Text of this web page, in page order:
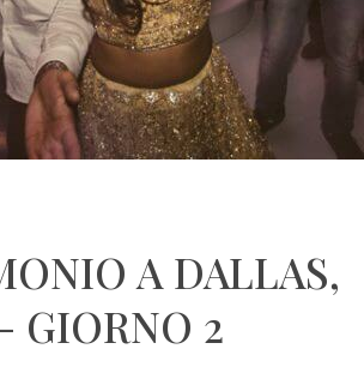
A DALLAS,
GIORNO 2